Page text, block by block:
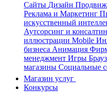
Сайты Дизайн
Реклама и Маркетинг
искусственный
Аутсорсинг и
иллюстрации Mobile
бизнеса Анимация
менеджмент Игры
магазины Социальные
Магазин услуг
Конкурсы